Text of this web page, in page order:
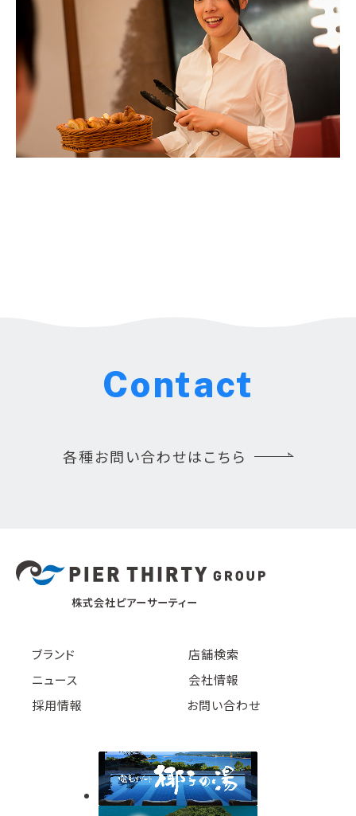
Contact
各種お問い合わせはこちら
株式会社ピアーサーティー
ブランド
店舗検索
ニュース
会社情報
採用情報
お問い合わせ